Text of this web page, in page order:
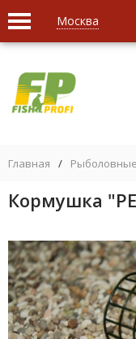
Москва
Главная /
Кормушка